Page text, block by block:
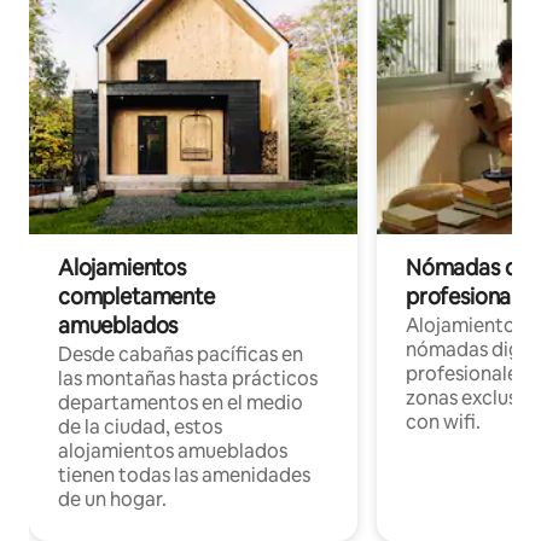
Alojamientos
completamente
amueblados
Desde cabañas pacíficas en
las montañas hasta prácticos
departamentos en el medio
de la ciudad, estos
alojamientos amueblados
tienen todas las amenidades
de un hogar.
Nómadas
Alojamientos
nómadas
profesionales
zonas
con wifi.